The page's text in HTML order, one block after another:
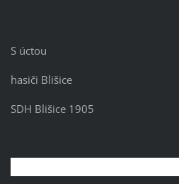
S úctou
hasiči Blišice
SDH Blišice 1905